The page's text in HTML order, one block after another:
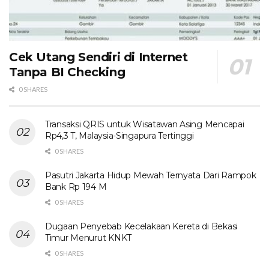
Cek Utang Sendiri di Internet
Tanpa BI Checking
0 SHARES
Transaksi QRIS untuk Wisatawan Asing Mencapai
Rp4,3 T, Malaysia-Singapura Tertinggi
0 SHARES
Pasutri Jakarta Hidup Mewah Ternyata Dari Rampok
Bank Rp 194 M
0 SHARES
Dugaan Penyebab Kecelakaan Kereta di Bekasi
Timur Menurut KNKT
0 SHARES